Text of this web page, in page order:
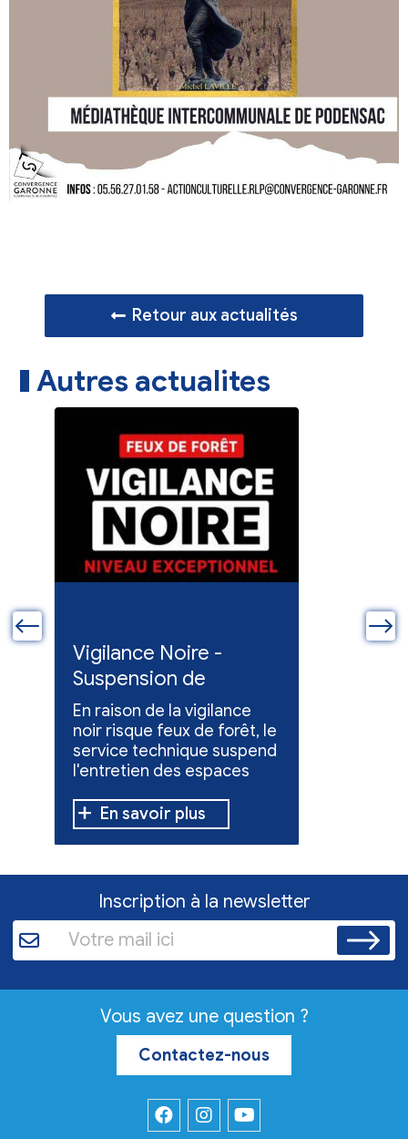
Retour aux actualités
Autres actualites
Vigilance Noire -
Suspension de
l'entretien des
espaces verts
En raison de la vigilance
noir risque feux de forêt, le
service technique suspend
l'entretien des espaces
En savoir plus
Feux
Inscription à la newsletter
Vous avez une question ?
Contactez-nous